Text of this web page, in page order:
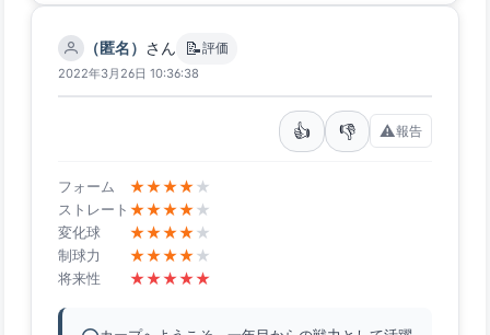
（匿名） さん 📝評価
2022年3月26日 10:36:38
👍 👎 ⚠️報告
フォーム ★★★★★
ストレート ★★★★★
変化球 ★★★★★
制球力 ★★★★★
将来性 ★★★★★